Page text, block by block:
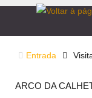
Entrada
ARCO DA